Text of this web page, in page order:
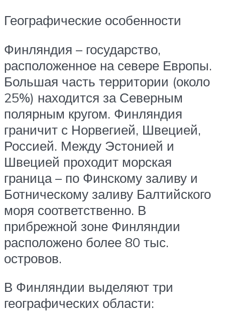
Географические особенности
Финляндия – государство,
расположенное на севере Европы.
Большая часть территории (около
25%) находится за Северным
полярным кругом. Финляндия
граничит с Норвегией, Швецией,
Россией. Между Эстонией и
Швецией проходит морская
граница – по Финскому заливу и
Ботническому заливу Балтийского
моря соответственно. В
прибрежной зоне Финляндии
расположено более 80 тыс.
островов.
В Финляндии выделяют три
географических области: